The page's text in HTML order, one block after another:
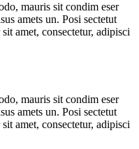
mauris sit condim eser
amets un. Posi sectetut
amet, consectetur, adipisci
mauris sit condim eser
amets un. Posi sectetut
amet, consectetur, adipisci